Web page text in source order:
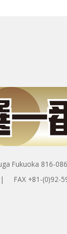
Fukuoka 816-
FAX +81-(0)92-